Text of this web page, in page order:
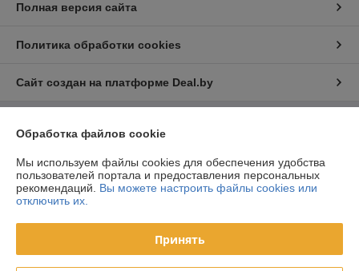
Полная версия сайта
Политика обработки cookies
Сайт создан на платформе Deal.by
Информация для покупателя
Юридическое лицо:ООО «ФилФар Технолоджи»
220036, г. Минск, ул. Западная, д.13, к.519
Регистрационный номер ЕГР: 192123248
УНП: 192123248
Регистрационный орган: Минский горисполком
Обработка файлов cookie
Мы используем файлы cookies для обеспечения удобства
пользователей портала и предоставления персональных
рекомендаций. Вы можете настроить файлы cookies или
отключить их.
Принять